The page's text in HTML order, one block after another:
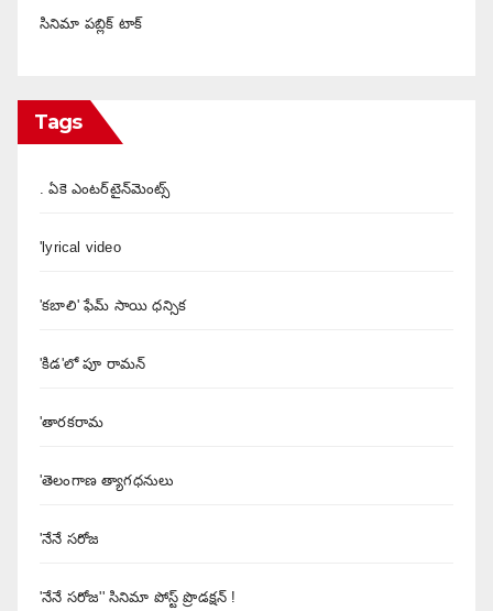
సినిమా పబ్లిక్ టాక్
Tags
. ఏకె ఎంటర్‌టైన్‌మెంట్స్
'lyrical video
'కబాలి' ఫేమ్ సాయి ధన్సిక
'కిడ'లో పూ రామన్
'తారకరామ
'తెలంగాణ త్యాగధనులు
'నేనే సరోజ
'నేనే సరోజ'' సినిమా పోస్ట్ ప్రొడక్షన్ !